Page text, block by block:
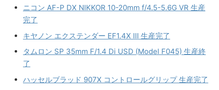
ニコン AF-P DX NIKKOR 10-20mm f/4.5-5.6G VR 生産
完了
キヤノン エクステンダー EF1.4X III 生産完了
タムロン SP 35mm F/1.4 Di USD (Model F045) 生産終
了
ハッセルブラッド 907X コントロールグリップ 生産完了